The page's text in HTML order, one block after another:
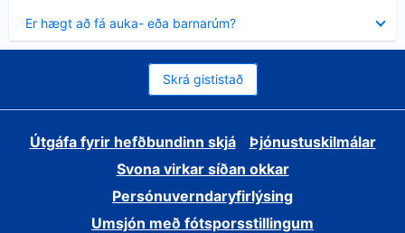
Er hægt að fá auka- eða barnarúm?
sýnt
Skrá gististað
Útgáfa fyrir hefðbundinn skjá
Þjónustuskilmálar
Svona virkar síðan okkar
Persónuverndaryfirlýsing
Umsjón með fótsporsstillingum